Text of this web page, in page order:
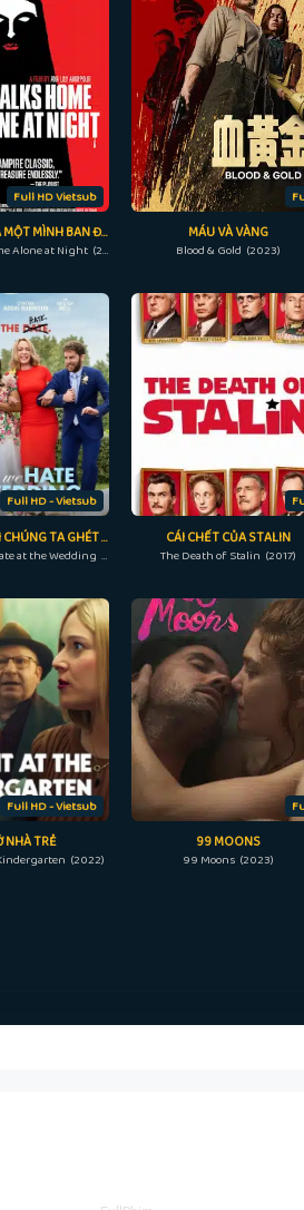
Full HD Vietsub
CÔ GÁI VỀ NHÀ MỘT MÌNH BAN ĐÊM
A Girl Walks Home Alone at Night (2014)
MÁU VÀ VÀNG
Blood & Gold (2023)
Full HD - Vietsub
NHỮNG NGƯỜI CHÚNG TA GHÉT Ở ĐÁM CƯỚI
The People We Hate at the Wedding (2022)
CÁI CHẾT CỦA STALIN
The Death of Stalin (2017)
Full HD - Vietsub
NHÀ TRẺ
(2022)
99 MOONS
99 Moons (2023)